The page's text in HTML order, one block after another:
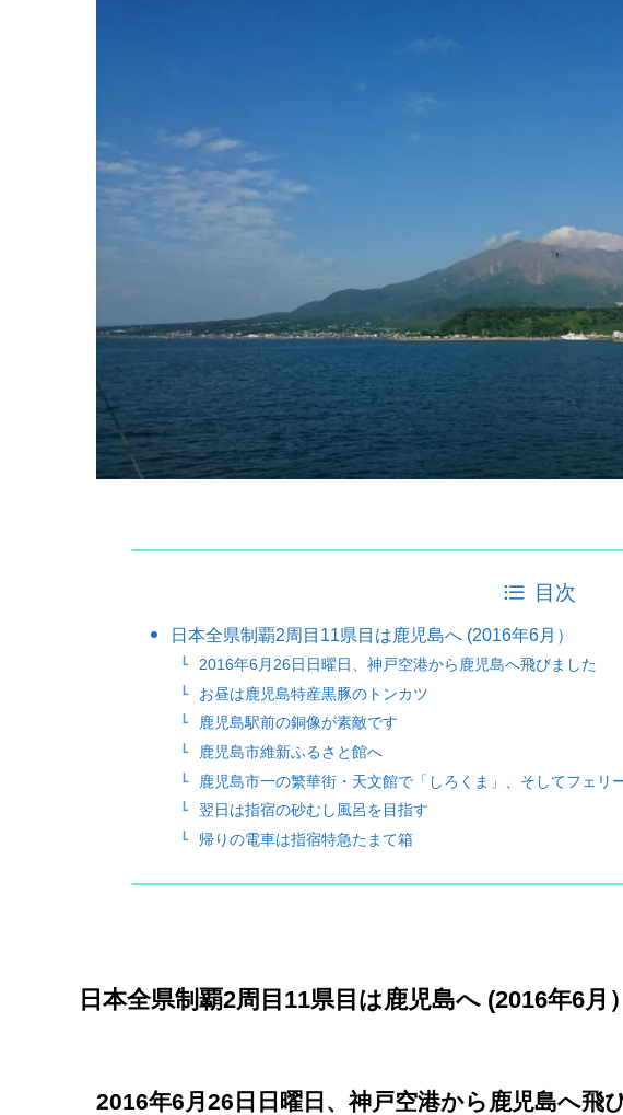
目次
日本全県制覇2周目11県目は鹿児島へ (2016年6月）
2016年6月26日日曜日、神戸空港から鹿児島へ飛びました
お昼は鹿児島特産黒豚のトンカツ
鹿児島駅前の銅像が素敵です
鹿児島市維新ふるさと館へ
鹿児島市一の繁華街・天文館で「しろくま」、そしてフェリ
翌日は指宿の砂むし風呂を目指す
帰りの電車は指宿特急たまて箱
日本全県制覇2周目11県目は鹿児島へ (2016年6月）
2016年6月26日日曜日、神戸空港から鹿児島へ飛